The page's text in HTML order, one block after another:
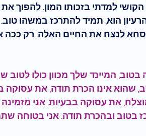
למדתי בזכותו המון. להפוך
הוא, תמיד להתרכז במשהו
לנצח את החיים האלה. רק ככה
המיינד שלך מכוון כולו לטוב
שהוא אינו הכרת תודה, את
את עסוקה בבעיות. אני מזמינה
בטוב ובהכרת תודה. אני בטוחה